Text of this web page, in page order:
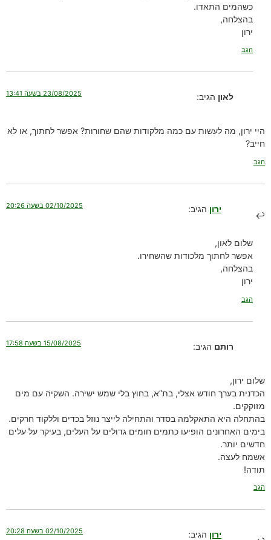
כשהמים התאדו.
בהצלחה,
ירון
הגב
לאון הגיב: 23/08/2025 בשעה 13:41
היי ירון, מה לעשות עם כמה מלקודות שהם שחורות? אפשר לחתוך, או לא
חייב?
הגב
ירון הגיב: 02/10/2025 בשעה 20:26
שלום לאון,
אפשר לחתוך מלכודות שהשחירו.
בהצלחה,
ירון
הגב
רותם הגיב: 15/08/2025 בשעה 17:58
שלום ירון,
הכדנית בערך חודש אצלי, בת”א, בחוץ בלי שמש ישירה. השקיה עם מים
מזוקקים.
בהתחלה היא התאקלמה בסדר והתחילה לייצר נוזל בכדים וללקוד חרקים.
בימים האחרונים הופיעו כתמים חומים גדולים על העלים, בעיקר על עלים
חדשים יותר.
אשמח לעצה.
תודה!
הגב
ירון הגיב: 02/10/2025 בשעה 20:28